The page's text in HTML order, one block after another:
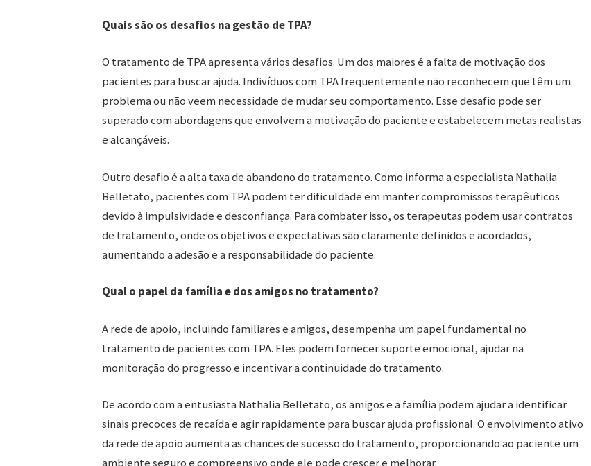
Quais são os desafios na gestão de TPA?
O tratamento de TPA apresenta vários desafios. Um dos maiores é a falta de motivação dos
pacientes para buscar ajuda. Indivíduos com TPA frequentemente não reconhecem que têm um
problema ou não veem necessidade de mudar seu comportamento. Esse desafio pode ser
superado com abordagens que envolvem a motivação do paciente e estabelecem metas realistas
e alcançáveis.
Outro desafio é a alta taxa de abandono do tratamento. Como informa a especialista Nathalia
Belletato, pacientes com TPA podem ter dificuldade em manter compromissos terapêuticos
devido à impulsividade e desconfiança. Para combater isso, os terapeutas podem usar contratos
de tratamento, onde os objetivos e expectativas são claramente definidos e acordados,
aumentando a adesão e a responsabilidade do paciente.
Qual o papel da família e dos amigos no tratamento?
A rede de apoio, incluindo familiares e amigos, desempenha um papel fundamental no
tratamento de pacientes com TPA. Eles podem fornecer suporte emocional, ajudar na
monitoração do progresso e incentivar a continuidade do tratamento.
De acordo com a entusiasta Nathalia Belletato, os amigos e a família podem ajudar a identificar
sinais precoces de recaída e agir rapidamente para buscar ajuda profissional. O envolvimento ativo
da rede de apoio aumenta as chances de sucesso do tratamento, proporcionando ao paciente um